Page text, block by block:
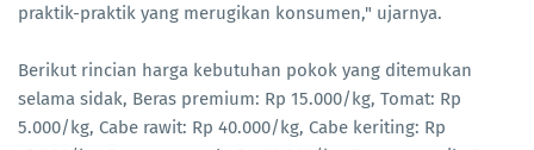
praktik-praktik yang merugikan konsumen," ujarnya.
Berikut rincian harga kebutuhan pokok yang ditemukan
selama sidak, Beras premium: Rp 15.000/kg, Tomat: Rp
5.000/kg, Cabe rawit: Rp 40.000/kg, Cabe keriting: Rp